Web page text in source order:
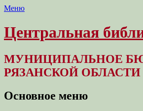
Меню
Центральная
МУНИЦИПАЛЬНОЕ
РЯЗАНСКОЙ ОБЛАСТИ
Основное меню